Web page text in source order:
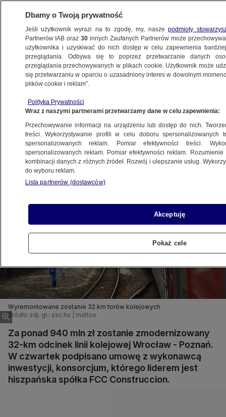
POZNAŃ
o 240 mln zł
31.01.2013, 13:56
Udostępnij
Wyremontowane zostanie 32 km torów kolejowych
Źródło zdj. gł.: sxc.hu | mattox
Za ponad 940 mln zł zostanie zmodernizowany
32-km odcinek linii kolejowej Wrocław - Poznań.
W czwartek podpisano umowę z wykonawcą
inwestycji, konsorcjum, którego liderem jest
hiszpańska spółka FCC Construccion.
Dbamy o Twoją prywatność
Jeśli użytkownik wyrazi na to zgodę, my, naszepodmioty
Partnerów IAB oraz30 innych Zaufanych Partnerów może
użytkownika i uzyskiwać do nich dostęp w celu zapewnienia
przeglądania. Odbywa się to poprzez przetwarzanie danych
przeglądania przechowywanych w plikach cookie. Użytkownik może
się przetwarzaniu w oparciu o uzasadniony interes w dowolnym
plików cookie i reklam”.
Polityka Prywatności
Wraz z naszymi partnerami przetwarzamy dane w celu zapewnienia:
Przechowywanie informacji na urządzeniu lub dostęp do nich.
treści. Wykorzystywanie profili w celu doboru spersonalizowanych
spersonalizowanych reklam. Pomiar efektywności treści.
spersonalizowanych reklam. Pomiar efektywności reklam.
kombinacji danych z różnych źródeł. Rozwój i ulepszanie usług.
do wyboru reklam.
Lista partnerów (dostawców)
Akceptuję
Pokaż cele